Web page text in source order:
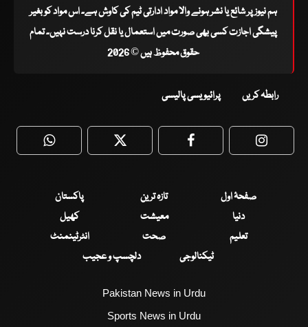
ہم نیوز پر شائع یا نشر ہونے والا مواد ادارتی ٹیم کی کاوش ہے۔ اس مواد کو بغیر
پیشگی اجازت کسی بھی صورت میں استعمال یا نقل کرنا درست نہیں۔ تمام
حقوق محفوظ ہیں © 2026
رابطہ کریں پرائیویسی پالیسی
WhatsApp Twitter Facebook
صفحۂ اول تازہ ترین
پاکستان
دنیا
معیشت
کھیل
تعلیم
صحت
انٹرٹینمنٹ
ٹیکنالوجی
دلچسپ و عجیب
Pakistan News in Urdu
Sports News in Urdu